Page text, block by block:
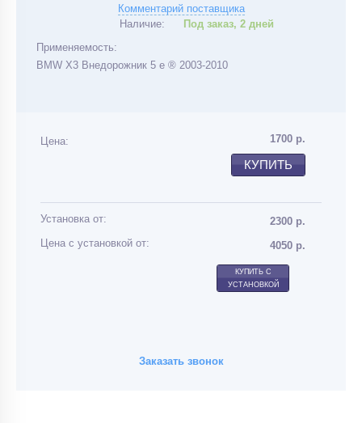
Комментарий поставщика
Наличие:
Под заказ, 2 дней
Применяемость:
BMW X3 Внедорожник 5 е ® 2003-2010
Цена: 1700 р.
КУПИТЬ
Установка от:
2300 р.
Цена с установкой от:
4050 р.
КУПИТЬ С
УСТАНОВКОЙ
Заказать звонок